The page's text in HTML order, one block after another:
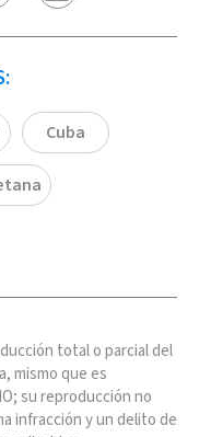
Cuba
total o parcial del
mismo que es
su reproducción no
infracción y un delito de